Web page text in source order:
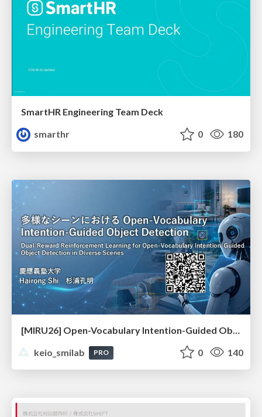
SmartHR Engineering Team Deck
smarthr
0 180
keio_smilab
PRO 0 140